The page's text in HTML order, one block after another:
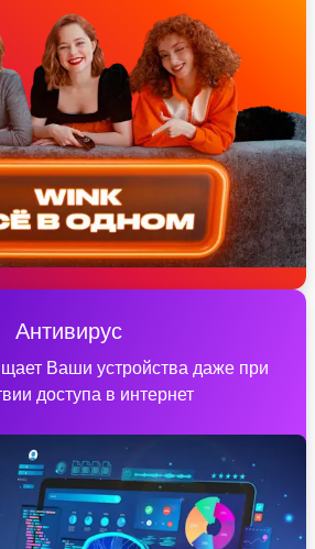
Антивирус
Ваши устройства даже при
доступа в интернет